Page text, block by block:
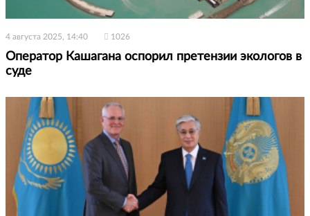
4 августа 2025, 14:40 1026
Оператор Кашагана оспорил претензии экологов в
суде